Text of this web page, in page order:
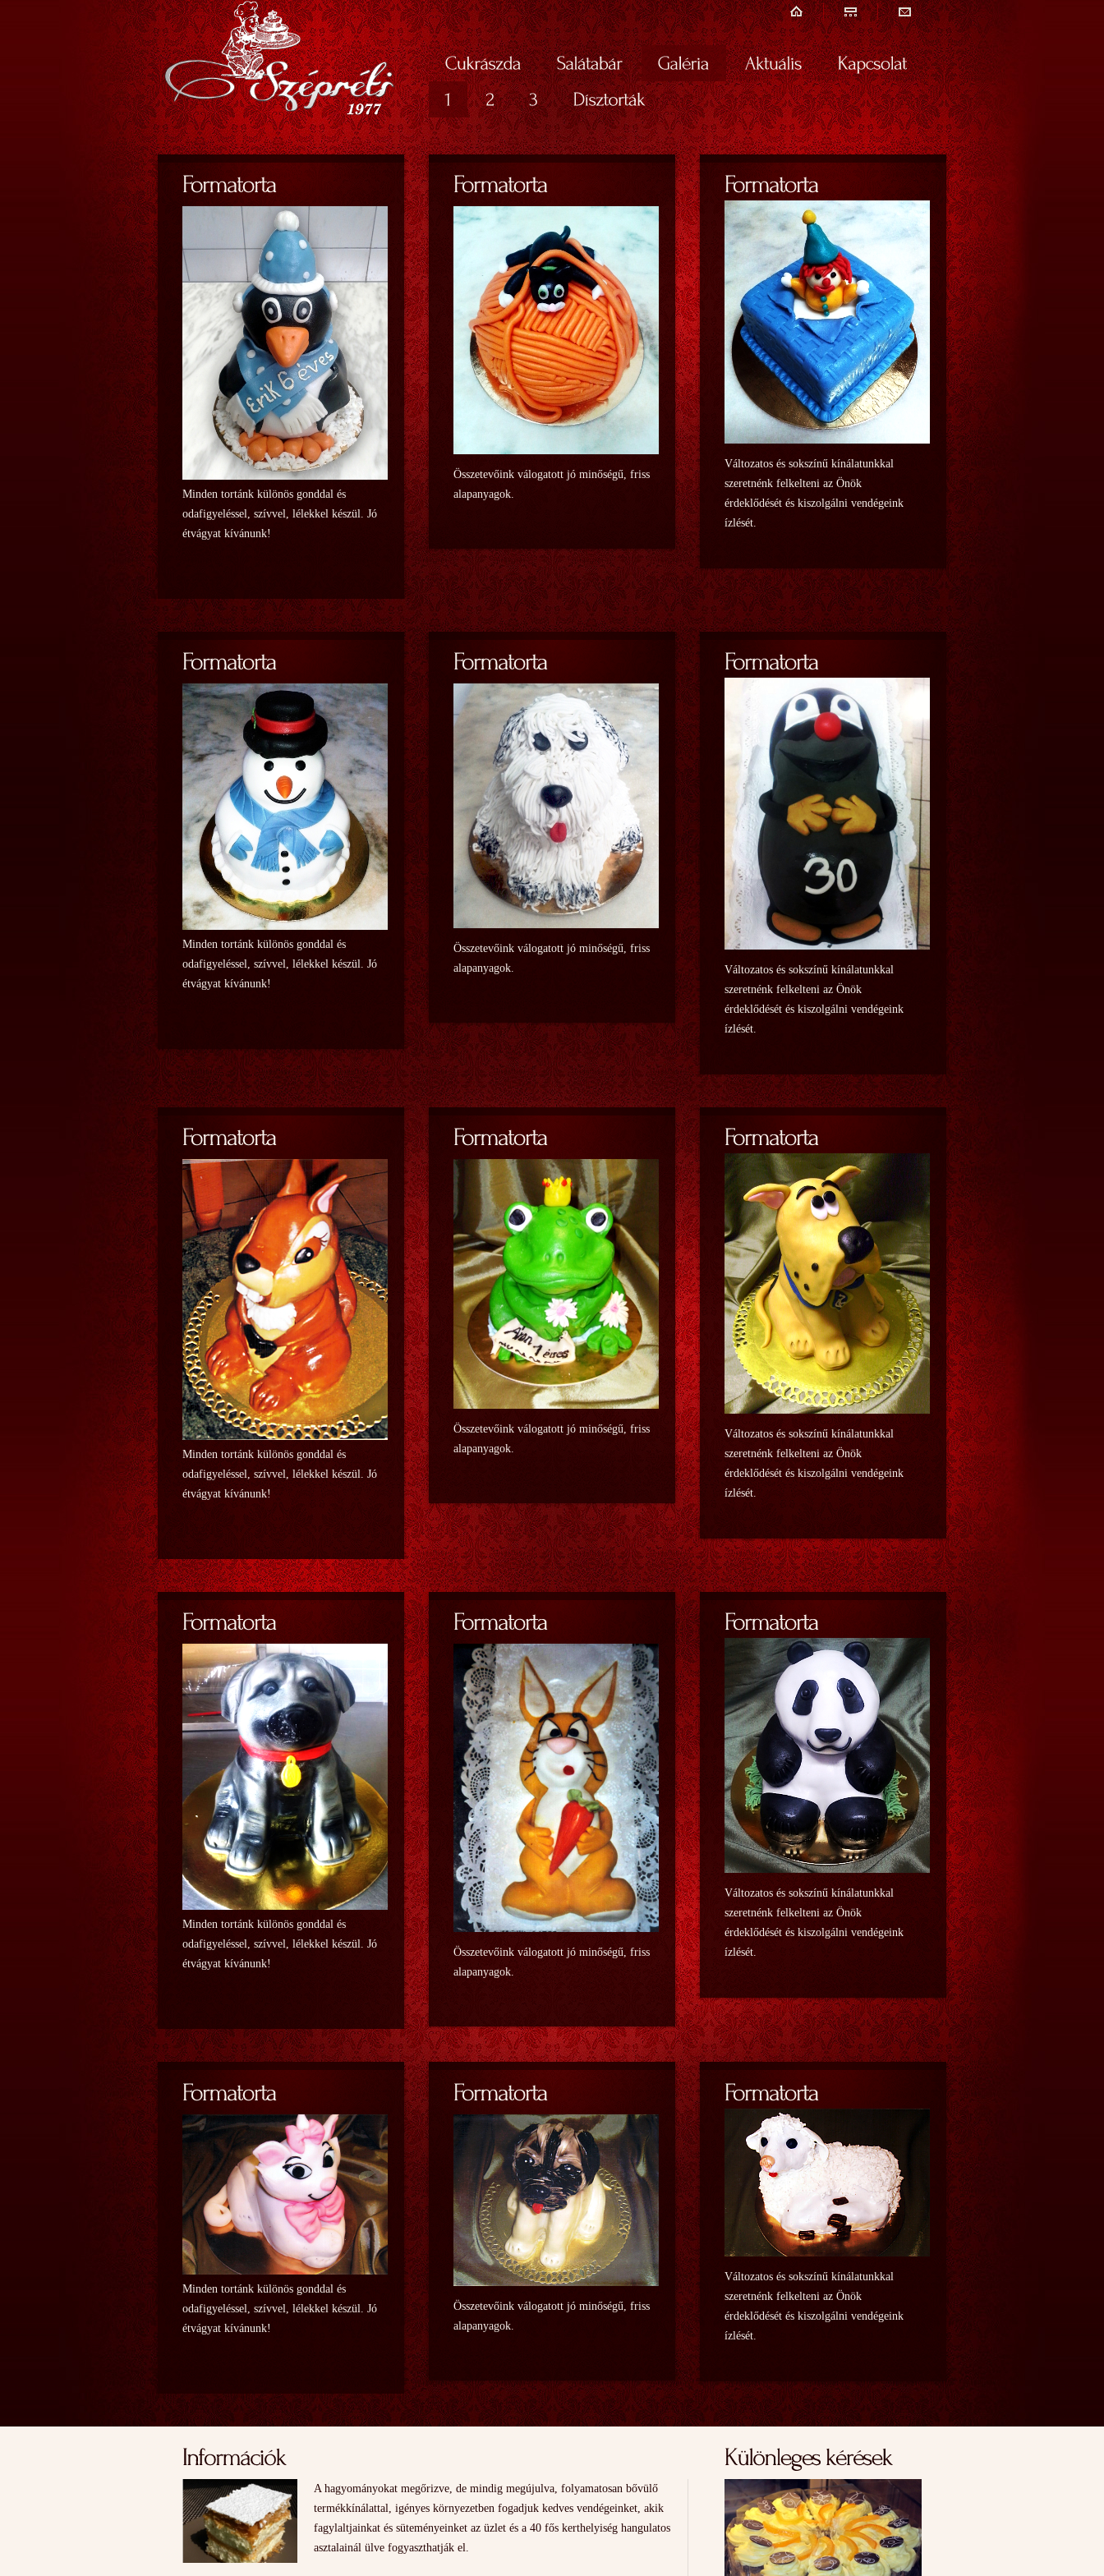
Minden tortánk különös gonddal és
odafigyeléssel, szívvel, lélekkel készül. Jó
étvágyat kívánunk!
Összetevőink válogatott jó minőségű, friss
alapanyagok.
Változatos és sokszínű kínálatunkkal
szeretnénk felkelteni az Önök
érdeklődését és kiszolgálni vendégeink
ízlését.
Minden tortánk különös gonddal és
odafigyeléssel, szívvel, lélekkel készül. Jó
étvágyat kívánunk!
Összetevőink válogatott jó minőségű, friss
alapanyagok.
Változatos és sokszínű kínálatunkkal
szeretnénk felkelteni az Önök
érdeklődését és kiszolgálni vendégeink
ízlését.
Minden tortánk különös gonddal és
odafigyeléssel, szívvel, lélekkel készül. Jó
étvágyat kívánunk!
Összetevőink válogatott jó minőségű, friss
alapanyagok.
Változatos és sokszínű kínálatunkkal
szeretnénk felkelteni az Önök
érdeklődését és kiszolgálni vendégeink
ízlését.
Minden tortánk különös gonddal és
odafigyeléssel, szívvel, lélekkel készül. Jó
étvágyat kívánunk!
Összetevőink válogatott jó minőségű, friss
alapanyagok.
Változatos és sokszínű kínálatunkkal
szeretnénk felkelteni az Önök
érdeklődését és kiszolgálni vendégeink
ízlését.
Minden tortánk különös gonddal és
odafigyeléssel, szívvel, lélekkel készül. Jó
étvágyat kívánunk!
Összetevőink válogatott jó minőségű, friss
alapanyagok.
Változatos és sokszínű kínálatunkkal
szeretnénk felkelteni az Önök
érdeklődését és kiszolgálni vendégeink
ízlését.
A hagyományokat megőrizve, de mindig megújulva, folyamatosan bővülő
termékkínálattal, igényes környezetben fogadjuk kedves vendégeinket, akik
fagylaltjainkat és süteményeinket az üzlet és a 40 fős kerthelyiség hangulatos
asztalainál ülve fogyaszthatják el.